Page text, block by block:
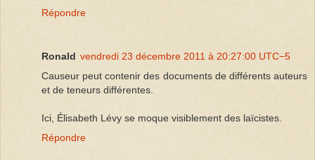
Répondre
Ronald vendredi 23 décembre 2011 à 20:27:00 UTC−5
Causeur peut contenir des documents de différents auteurs
et de teneurs différentes.
Ici, Élisabeth Lévy se moque visiblement des laïcistes.
Répondre